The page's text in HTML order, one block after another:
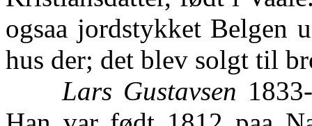
ogsaa jordstykket Belgen
hus der; det blev solgt til
Lars Gustavsen